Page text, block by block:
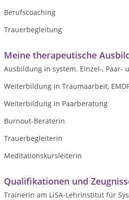
Berufscoaching
Trauerbegleitung
Meine therapeutische
Ausbildung in system. Einzel-, Paar-
Weiterbildung in Traumaarbeit,
Weiterbildung in Paarberatung
Burnout-Beraterin
Trauerbegleiterin
Meditationskursleiterin
Qualifikationen und
Trainerin am LiSA-Lehrinstitut für